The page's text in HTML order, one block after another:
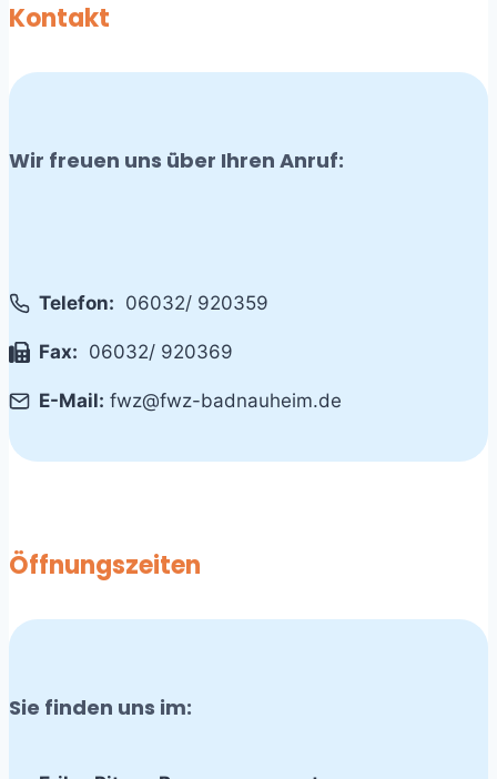
Kontakt
Wir freuen uns über Ihren Anruf:
Telefon: 06032/ 920359
Fax: 06032/ 920369
E-Mail: fwz@fwz-badnauheim.de
Öffnungszeiten
Sie finden uns im: